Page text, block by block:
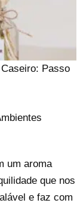
Passo
um aroma
que nos
e faz com